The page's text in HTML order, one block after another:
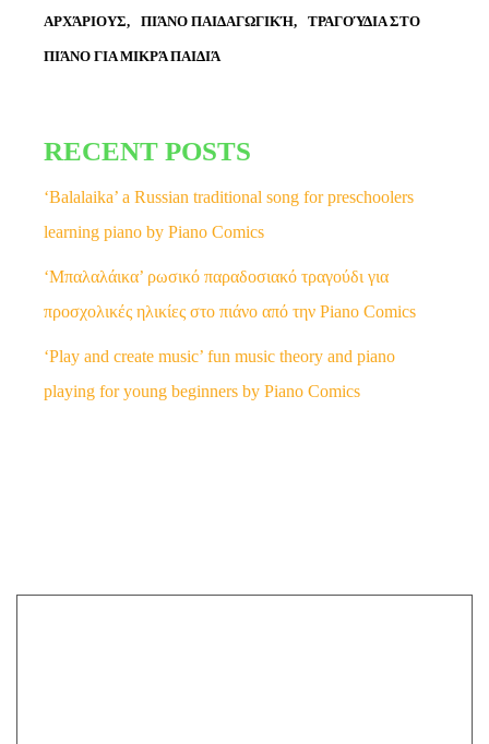
ΑΡΧΆΡΙΟΥΣ ΠΙΆΝΟ ΠΑΙΔΑΓΩΓΙΚΉ ΤΡΑΓΟΎΔΙΑ ΣΤΟ
ΠΙΆΝΟ ΓΙΑ ΜΙΚΡΆ ΠΑΙΔΙΆ
RECENT POSTS
‘Balalaika’ a Russian traditional song for preschoolers
learning piano by Piano Comics
‘Μπαλαλάικα’ ρωσικό παραδοσιακό τραγούδι για
προσχολικές ηλικίες στο πιάνο από την Piano Comics
‘Play and create music’ fun music theory and piano
playing for young beginners by Piano Comics